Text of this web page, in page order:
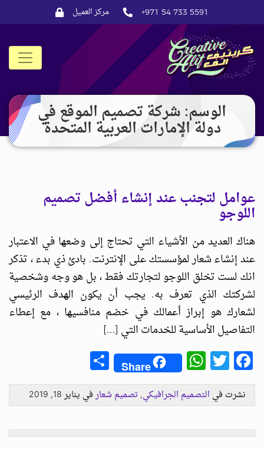
+971 54 733 5591 مركز العميل
CreativeAlif
الوسم: شركة تصميم الموقع في
دولة الإمارات العربية المتحدة
عوامل لتجنب عند إنشاء أفضل تصميم
اللوجو
هناك العديد من الأشياء التي تحتاج إلى وضعها في الاعتبار
عند إنشاء شعار لمؤسستك على الإنترنت. بادئ ذي بدء ، تذكر
انك لست تخلق اللوجو لتجارتك فقط ، بل هو وجه وشخصية
لشركتك الذي تعرف به. يجب أن يكون الهدف الرئيسي
لشعارك هو إبراز أعمالك في خضم منافسيها ، مع إعطاء
التفاصيل الأساسية للخدمات التي […]
Facebook
Twitter
WhatsApp
Share
نشرت في التصميم الجرافيكي,تصميم شعارفي يناير 18, 2019